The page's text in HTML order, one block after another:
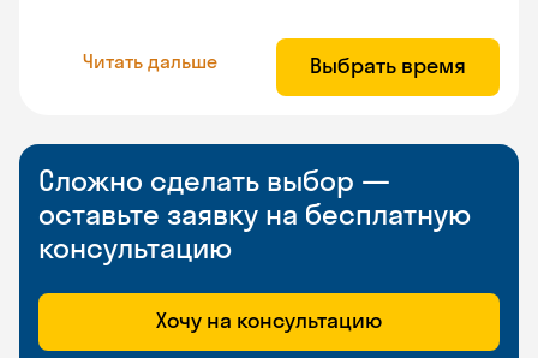
Читать дальше Выбрать время
Сложно сделать выбор —
оставьте заявку на бесплатную
консультацию
Хочу на консультацию